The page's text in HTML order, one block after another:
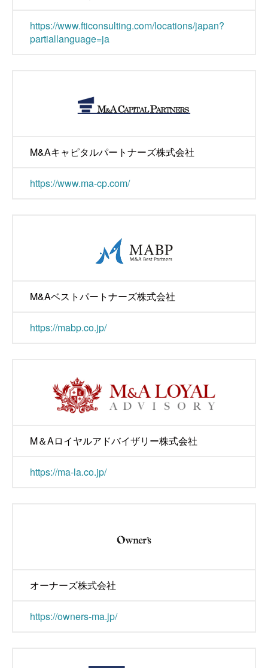
https://www.fticonsulting.com/locations/japan?
partiallanguage=ja
M&Aキャピタルパートナーズ株式会社
https://www.ma-cp.com/
M&Aベストパートナーズ株式会社
https://mabp.co.jp/
M＆Aロイヤルアドバイザリー株式会社
https://ma-la.co.jp/
オーナーズ株式会社
https://owners-ma.jp/